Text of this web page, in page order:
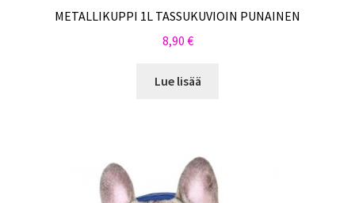
METALLIKUPPI 1L TASSUKUVIOIN PUNAINEN
8,90 €
Lue lisää